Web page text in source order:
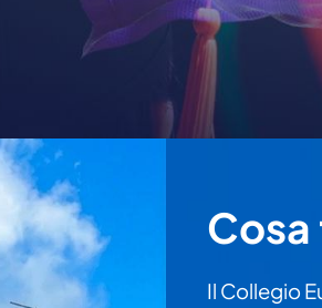
Il Collegio